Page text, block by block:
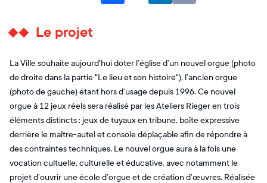
Le projet
La Ville souhaite aujourd'hui doter l’église d’un nouvel orgue (photo
de droite dans la partie "Le lieu et son histoire"), l’ancien orgue
(photo de gauche) étant hors d’usage depuis 1996. Ce nouvel
orgue à 12 jeux réels sera réalisé par les Ateliers Rieger en trois
éléments distincts : jeux de tuyaux en tribune, boîte expressive
derrière le maître-autel et console déplaçable afin de répondre à
des contraintes techniques. Le nouvel orgue aura à la fois une
vocation cultuelle, culturelle et éducative, avec notamment le
projet d’ouvrir une école d’orgue et de création d’œuvres. Réalisée